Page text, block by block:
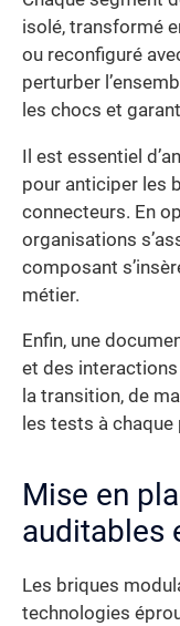
isolé, transformé
ou reconfiguré
perturber
les chocs et
Il est essentiel
pour anticiper les
connecteurs. En
organisations
composant
métier.
Enfin, une
et des
la transition, de
les tests à
Mise en
auditables
Les briques
technologies